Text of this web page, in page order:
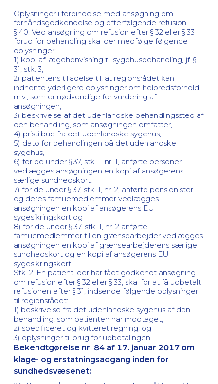
Oplysninger i forbindelse med ansøgning om
forhåndsgodkendelse og efterfølgende refusion
§ 40. Ved ansøgning om refusion efter § 32 eller § 33
forud for behandling skal der medfølge følgende
oplysninger:
1) kopi af lægehenvisning til sygehusbehandling, jf. §
31, stk. 3,
2) patientens tilladelse til, at regionsrådet kan
indhente yderligere oplysninger om helbredsforhold
m.v., som er nødvendige for vurdering af
ansøgningen,
3) beskrivelse af det udenlandske behandlingssted af
den behandling, som ansøgningen omfatter,
4) pristilbud fra det udenlandske sygehus,
5) dato for behandlingen på det udenlandske
sygehus,
6) for de under § 37, stk. 1, nr. 1, anførte personer
vedlægges ansøgningen en kopi af ansøgerens
særlige sundhedskort,
7) for de under § 37, stk. 1, nr. 2, anførte pensionister
og deres familiemedlemmer vedlægges
ansøgningen en kopi af ansøgerens EU
sygesikringskort og
8) for de under § 37, stk. 1, nr. 2 anførte
familiemedlemmer til en grænsearbejder vedlægges
ansøgningen en kopi af grænsearbejderens særlige
sundhedskort og en kopi af ansøgerens EU
sygesikringskort.
Stk. 2. En patient, der har fået godkendt ansøgning
om refusion efter § 32 eller § 33, skal for at få udbetalt
refusionen efter § 31, indsende følgende oplysninger
til regionsrådet:
1) beskrivelse fra det udenlandske sygehus af den
behandling, som patienten har modtaget,
2) specificeret og kvitteret regning, og
3) oplysninger til brug for udbetalingen.
Bekendtgørelse nr. 84 af 17. januar 2017 om
klage- og erstatningsadgang inden for
sundhedsvæsenet: